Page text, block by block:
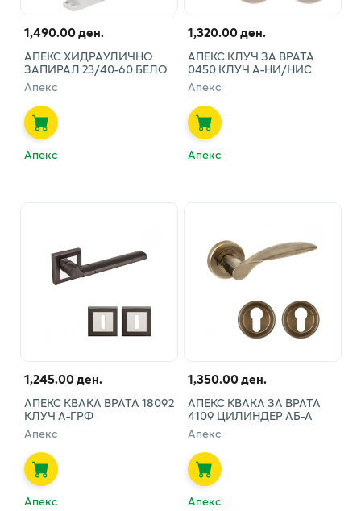
1,490.00 ден.
АПЕКС ХИДРАУЛИЧНО
ЗАПИРАЛ 23/40-60 БЕЛО
Апекс
Апекс
1,320.00 ден.
АПЕКС КЛУЧ ЗА ВРАТА
0450 КЛУЧ А-НИ/НИС
Апекс
Апекс
1,245.00 ден.
АПЕКС КВАКА ВРАТА 18092
КЛУЧ А-ГРФ
Апекс
Апекс
1,350.00 ден.
АПЕКС КВАКА ЗА ВРАТА
4109 ЦИЛИНДЕР АБ-А
Апекс
Апекс